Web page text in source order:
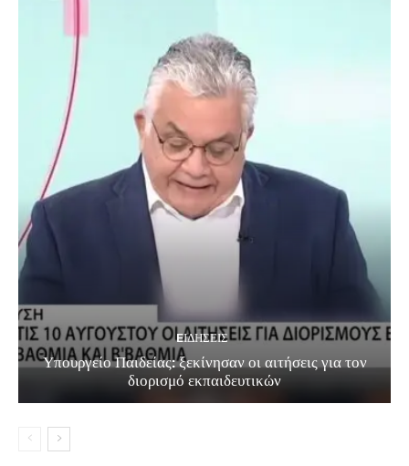
EΙΔΗΣΕΙΣ
Υπουργείο Παιδείας: ξεκίνησαν οι αιτήσεις για τον
διορισμό εκπαιδευτικών